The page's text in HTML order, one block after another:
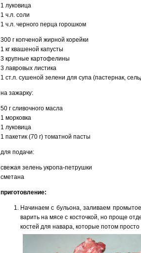
1 луковица
1 ч.л. соли
1 ч.л. черного перца горошком
300 г копченой жирной корейки
1 кг квашеной капусты
3 крупные картофелины
3 лавровых листика
1 ст.л. сушеной зелени для супа (пастернак,
на зажарку:
50 г сливочного масла
1 морковка
1 луковица
1 пакетик (70 г) томатной пасты
для подачи:
свежая зелень укропа-петрушки
сметана
приготовление:
Начинаем с бульона, заливаем
варить на мясе с косточкой, но проще
костей для навара, которые потом просто